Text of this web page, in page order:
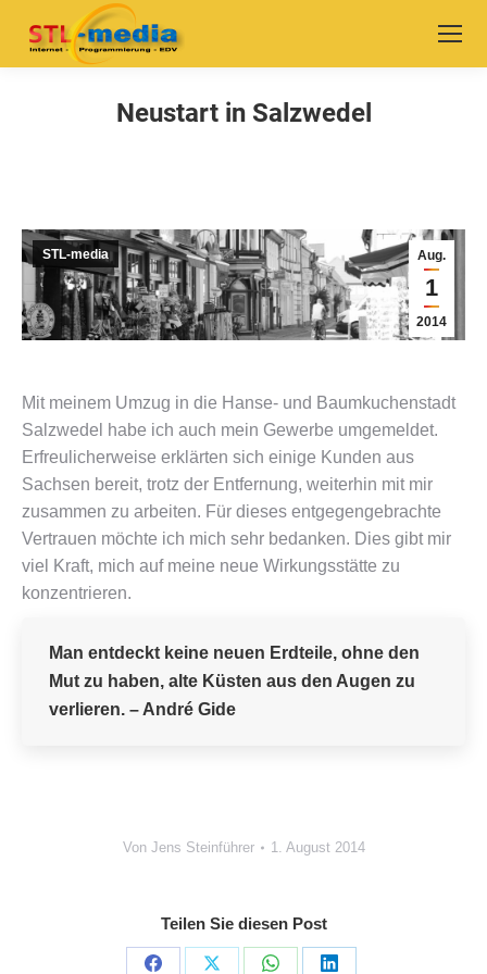
Neustart in Salzwedel
Aug.
1
2014
STL-media
Mit meinem Umzug in die Hanse- und Baumkuchenstadt
Salzwedel habe ich auch mein Gewerbe umgemeldet.
Erfreulicherweise erklärten sich einige Kunden aus
Sachsen bereit, trotz der Entfernung, weiterhin mit mir
zusammen zu arbeiten. Für dieses entgegengebrachte
Vertrauen möchte ich mich sehr bedanken. Dies gibt mir
viel Kraft, mich auf meine neue Wirkungsstätte zu
konzentrieren.
Man entdeckt keine neuen Erdteile, ohne den
Mut zu haben, alte Küsten aus den Augen zu
verlieren. – André Gide
Von Jens Steinführer 1. August 2014
Teilen Sie diesen Post